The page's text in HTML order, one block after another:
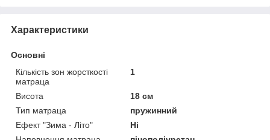
Характеристики
Основні
Кількість зон жорсткості
матраца
1
Висота
18 см
Тип матраца
пружинний
Ефект "Зима - Літо"
Ні